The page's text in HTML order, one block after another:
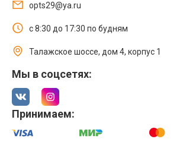
opts29@ya.ru
с 8:30 до 17:30 по будням
Талажское шоссе, дом 4, корпус 1
Мы в соцсетях:
Принимаем: